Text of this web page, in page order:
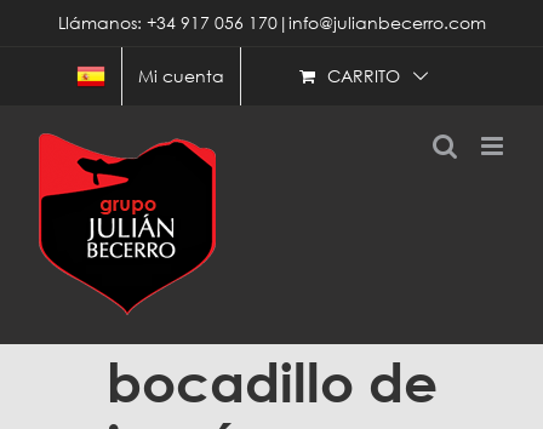
contenido
Llámanos: +34 917 056 170|info@julianbecerro.com
Mi cuenta CARRITO
bocadillo de